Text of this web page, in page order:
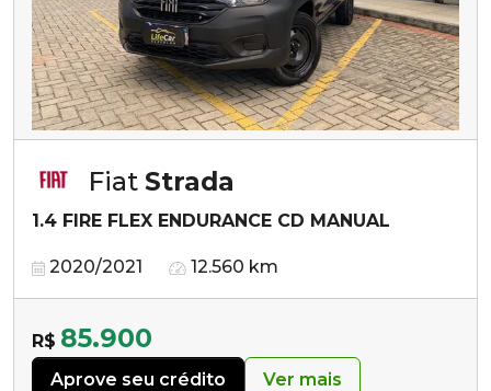
Fiat Strada
1.4 FIRE FLEX ENDURANCE CD MANUAL
2020/2021 12.560 km
R$ 85.900
Aprove seu crédito Ver mais